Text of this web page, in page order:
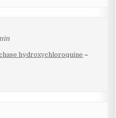
hydroxychloroquine –